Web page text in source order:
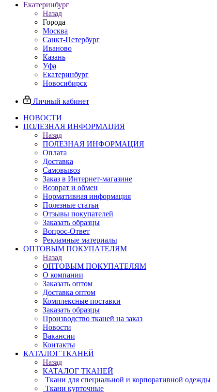
Екатеринбург
Назад
Города
Москва
Санкт-Петербург
Иваново
Казань
Уфа
Екатеринбург
Новосибирск
Личный кабинет
НОВОСТИ
ПОЛЕЗНАЯ ИНФОРМАЦИЯ
Назад
ПОЛЕЗНАЯ ИНФОРМАЦИЯ
Оплата
Доставка
Самовывоз
Заказ в Интернет-магазине
Возврат и обмен
Нормативная информация
Полезные статьи
Отзывы покупателей
Заказать образцы
Вопрос-Ответ
Рекламные материалы
ОПТОВЫМ ПОКУПАТЕЛЯМ
Назад
ОПТОВЫМ ПОКУПАТЕЛЯМ
О компании
Заказать оптом
Доставка оптом
Комплексные поставки
Заказать образцы
Производство тканей на заказ
Новости
Вакансии
Контакты
КАТАЛОГ ТКАНЕЙ
Назад
КАТАЛОГ ТКАНЕЙ
Ткани для специальной и корпоративной одежды
Ткани курточные